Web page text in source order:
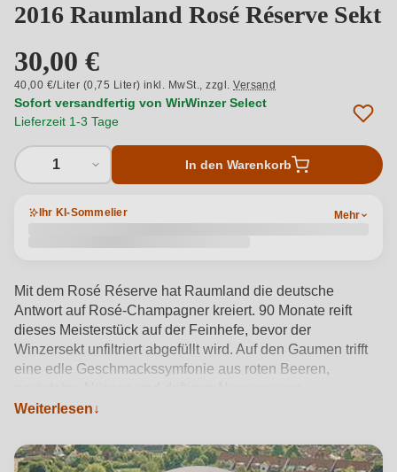
2016 Raumland Rosé Réserve Sekt
30,00 €
40,00 €/Liter (0,75 Liter) inkl. MwSt.,zzgl.Versand
Sofort versandfertig von WirWinzer Select
Lieferzeit 1-3 Tage
1 In den Warenkorb
Ihr KI-Sommelier Mehr
Mit dem Rosé Réserve hat Raumland die deutsche
Antwort auf Rosé-Champagner kreiert. 90 Monate reift
dieses Meisterstück auf der Feinhefe, bevor der
Winzersekt unfiltriert abgefüllt wird. Auf den Gaumen trifft
eine edle Geschmackssymfonie aus roten Beeren,
Kirschblüten. Zarte Anklänge von Zitrus untermalen das
Frische.Produktdetails anzeigen →
Weiterlesen